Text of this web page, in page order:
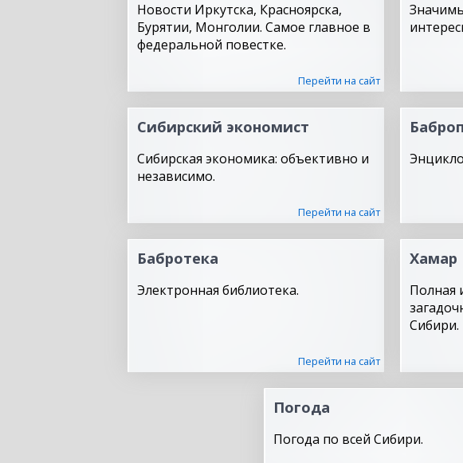
Новости Иркутска, Красноярска,
Бурятии, Монголии. Самое главное в
федеральной повестке.
Перейти на сайт
Сибирский экономист
Сибирская экономика: объективно и
независимо.
Перейти на сайт
Бабротека
Электронная библиотека.
Перейти на сайт
Хамар
Полная
Сибири.
Погода
Погода по всей Сибири.